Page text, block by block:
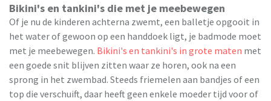
Bikini's en tankini's die met je meebewegen
Of je nu de kinderen achterna zwemt, een balletje opgooit in
het water of gewoon op een handdoek ligt, je badmode moet
met je meebewegen. Bikini's en tankini's in grote maten met
een goede snit blijven zitten waar ze horen, ook na een
sprong in het zwembad. Steeds friemelen aan bandjes of een
top die verschuift, daar heeft geen enkele moeder tijd voor of